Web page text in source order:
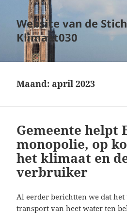
Website van de
Klimaat030
Maand: april 2023
Gemeente helpt
monopolie, op
het klimaat en
verbruiker
Al eerder berichtten we dat
transport van heet water ten